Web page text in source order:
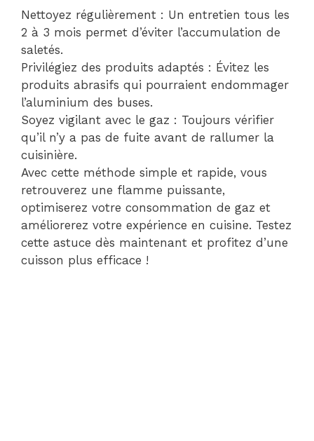
Nettoyez régulièrement : Un entretien tous les
2 à 3 mois permet d’éviter l’accumulation de
saletés.
Privilégiez des produits adaptés : Évitez les
produits abrasifs qui pourraient endommager
l’aluminium des buses.
Soyez vigilant avec le gaz : Toujours vérifier
qu’il n’y a pas de fuite avant de rallumer la
cuisinière.
Avec cette méthode simple et rapide, vous
retrouverez une flamme puissante,
optimiserez votre consommation de gaz et
améliorerez votre expérience en cuisine. Testez
cette astuce dès maintenant et profitez d’une
cuisson plus efficace !